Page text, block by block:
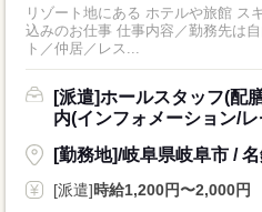
リゾート地にある ホテルや旅館 ス
込みのお仕事 仕事内容／勤務先は
ト／仲居／レス...
[派遣]ホールスタッフ(配
内(インフォメーション/
[勤務地]/岐阜県岐阜市 /
[派遣]時給1,200円〜2,000円